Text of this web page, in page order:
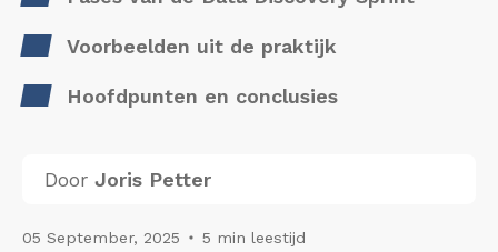
Voorbeelden uit de praktijk
Hoofdpunten en conclusies
Door Joris Petter
05 September, 2025 5 min leestijd